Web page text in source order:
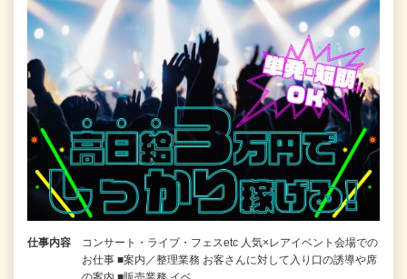
仕事内容
コンサート・ライブ・フェスetc 人気×レアイベント会場での
お仕事 ■案内／整理業務 お客さんに対して入り口の誘導や席